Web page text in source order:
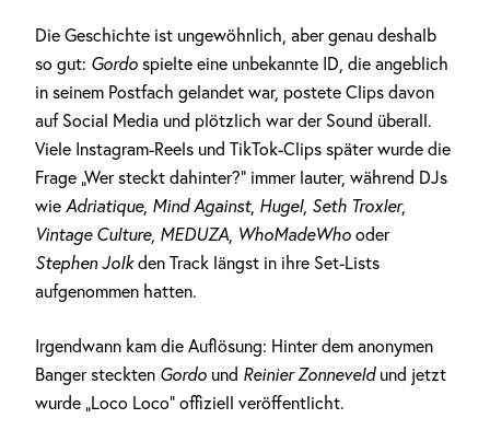
Die Geschichte ist ungewöhnlich, aber genau deshalb
so gut: Gordo spielte eine unbekannte ID, die angeblich
in seinem Postfach gelandet war, postete Clips davon
auf Social Media und plötzlich war der Sound überall.
Viele Instagram-Reels und TikTok-Clips später wurde die
Frage „Wer steckt dahinter?“ immer lauter, während DJs
wie Adriatique, Mind Against, Hugel, Seth Troxler,
Vintage Culture, MEDUZA, WhoMadeWho oder
Stephen Jolkden Track längst in ihre Set-Lists
aufgenommen hatten.
Irgendwann kam die Auflösung: Hinter dem anonymen
Banger steckten Gordo und Reinier Zonneveldund jetzt
wurde „Loco Loco“ offiziell veröffentlicht.